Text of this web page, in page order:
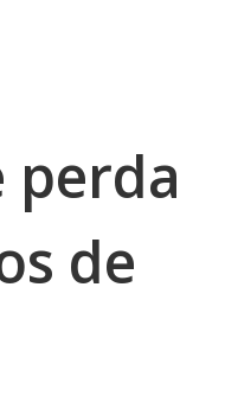
perda
de